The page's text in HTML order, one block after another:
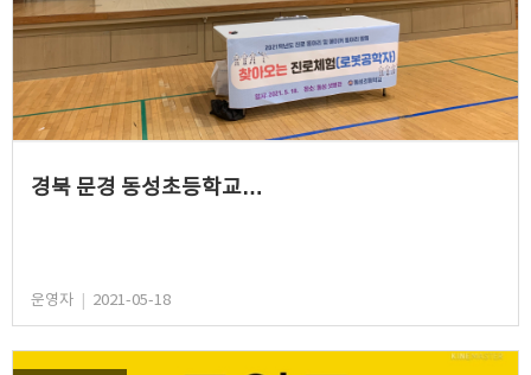
경북 문경 동성초등학교…
운영자 2021-05-18